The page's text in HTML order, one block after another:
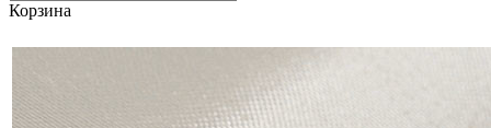
Корзина